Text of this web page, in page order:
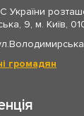
України
9, м. Київ,
громадян